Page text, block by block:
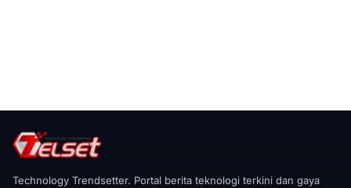
Technology Trendsetter. Portal berita teknologi terkini dan gaya